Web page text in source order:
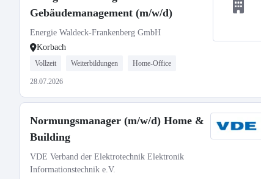
Gebäudemanagement (m/w/d)
Energie Waldeck-Frankenberg GmbH
Korbach
Vollzeit Weiterbildungen Home-Office
28.07.2026
Normungsmanager (m/w/d) Home &
Building
VDE Verband der Elektrotechnik Elektronik
Informationstechnik e.V.